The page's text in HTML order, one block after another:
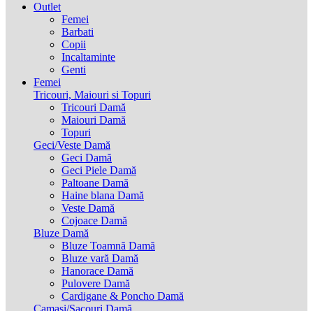
Outlet
Femei
Barbati
Copii
Incaltaminte
Genti
Femei
Tricouri, Maiouri si Topuri
Tricouri Damă
Maiouri Damă
Topuri
Geci/Veste Damă
Geci Damă
Geci Piele Damă
Paltoane Damă
Haine blana Damă
Veste Damă
Cojoace Damă
Bluze Damă
Bluze Toamnă Damă
Bluze vară Damă
Hanorace Damă
Pulovere Damă
Cardigane & Poncho Damă
Camasi/Sacouri Damă